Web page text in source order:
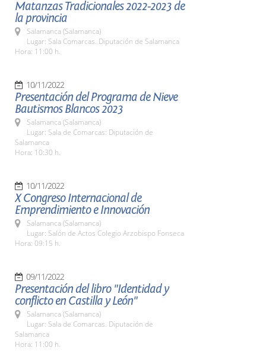
Matanzas Tradicionales 2022-2023 de
la provincia
Salamanca (Salamanca)
Lugar: Sala Comarcas. Diputación de Salamanca
Hora: 11:00 h.
10/11/2022
Presentación del Programa de Nieve
Bautismos Blancos 2023
Salamanca (Salamanca)
Lugar: Sala de Comarcas: Diputación de
Salamanca
Hora: 10:30 h.
10/11/2022
X Congreso Internacional de
Emprendimiento e Innovación
Salamanca (Salamanca)
Lugar: Salón de Actos Colegio Arzobispo Fonseca
Hora: 09:15 h.
09/11/2022
Presentación del libro "Identidad y
conflicto en Castilla y León"
Salamanca (Salamanca)
Lugar: Sala de Comarcas. Diputación de
Salamanca
Hora: 11:00 h.